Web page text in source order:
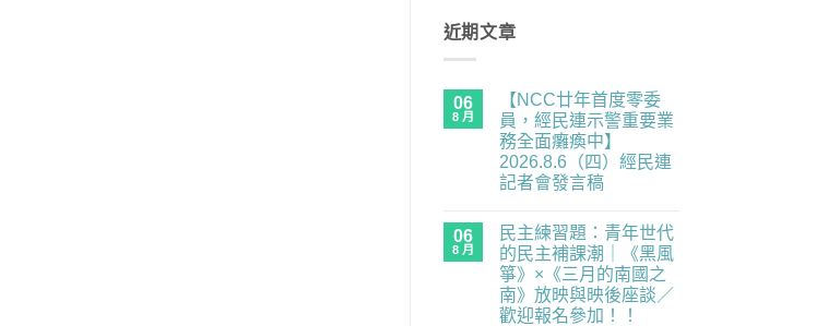
近期文章
06
8 月
【NCC廿年首度零委
員，經民連示警重要業
務全面癱瘓中】
2026.8.6（四）經民連
記者會發言稿
廿
年
首
度
零
委
員，
留
言
06
8 月
民主練習題：青年世代
的民主補課潮｜《黑風
箏》×《三月的南國之
南》放映與映後座談／
歡迎報名參加！！